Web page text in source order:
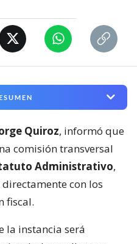
Quiroz, informó que
comisión transversal
Administrativo,
con los
fiscal.
la instancia será